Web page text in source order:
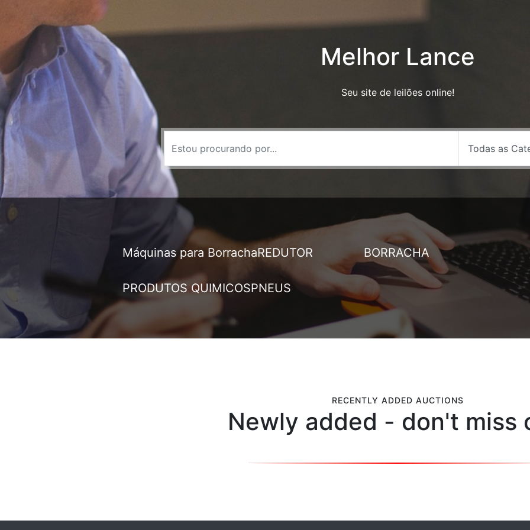
Melhor Lance
Seu site de leilões online!
Máquinas para BorrachaREDUTOR BORRACHA
PRODUTOS QUIMICOSPNEUS
RECENTLY ADDED AUCTIONS
Newly added - don't miss